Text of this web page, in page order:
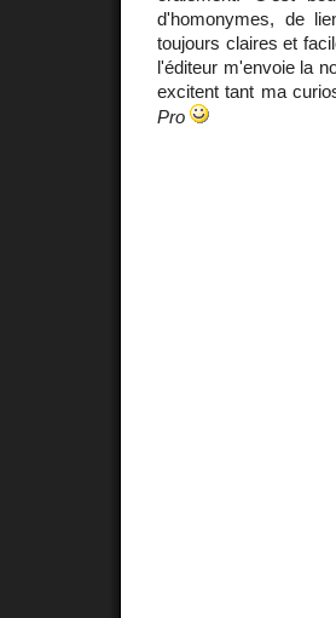
d'homonymes, de
toujours claires et
l'éditeur m'envoie la
excitent tant ma
Pro